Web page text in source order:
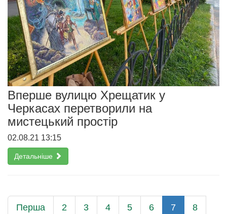
Вперше вулицю Хрещатик у
Черкасах перетворили на
мистецький простір
02.08.21 13:15
Детальніше
Перша 2 3 4 5 6 7 8